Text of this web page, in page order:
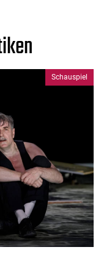
Schauspiel